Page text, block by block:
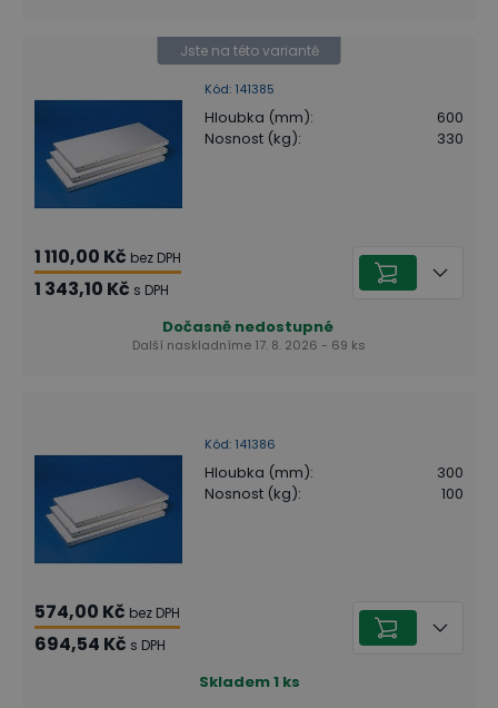
Kód: 141385
Jste na této variantě
Hloubka (mm):
600
Nosnost (kg): 330
1 110,00 Kč bez DPH
1 343,10 Kč s DPH
Dočasně nedostupné
Další naskladníme 17. 8. 2026 - 69 ks
Kód: 141386
Hloubka (mm):
300
Nosnost (kg): 100
574,00 Kč bez DPH
694,54 Kč s DPH
Skladem1 ks